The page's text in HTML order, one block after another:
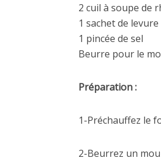
2 cuil à soupe de
1 sachet de
1 pincée de sel
Beurre pour le
Préparation :
1-Préchauffez le
2-Beurrez un